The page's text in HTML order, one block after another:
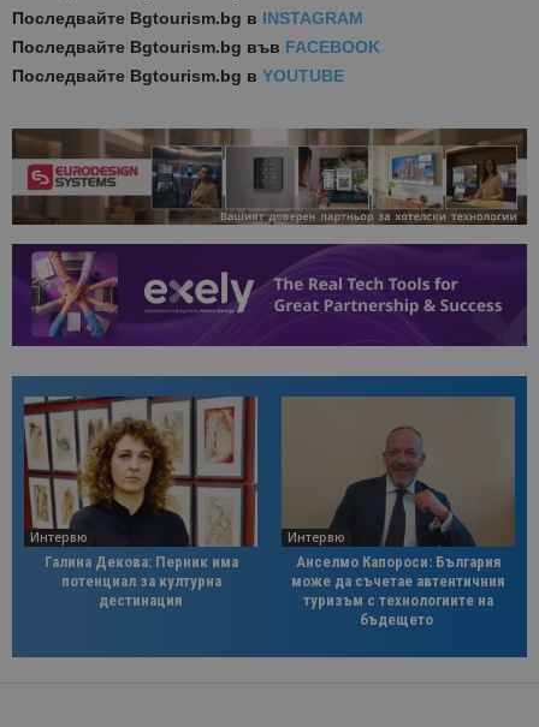
Последвайте Bgtourism.bg в INSTAGRAM
Последвайте Bgtourism.bg във FACEBOOK
Последвайте Bgtourism.bg в YOUTUBE
Интервю
Галина Декова: Перник има
потенциал за културна
дестинация
Интервю
Анселмо Капороси: България
може да съчетае автентичния
туризъм с технологиите на
бъдещето